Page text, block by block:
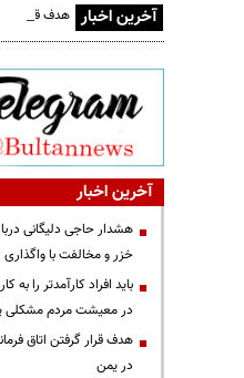
آخرین اخبار هدف قرار
آخرین اخبار
هشدار حاجی دلیگانی
خزر و مخالفت با واگذاری
باید افراد کارآمدتر را
در معیشت مردم مشکلی
هدف قرار گرفتن اتاق‌
در یمن